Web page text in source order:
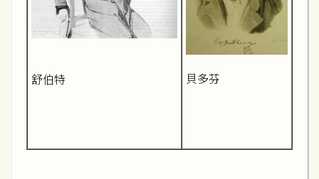
舒伯特 貝多芬